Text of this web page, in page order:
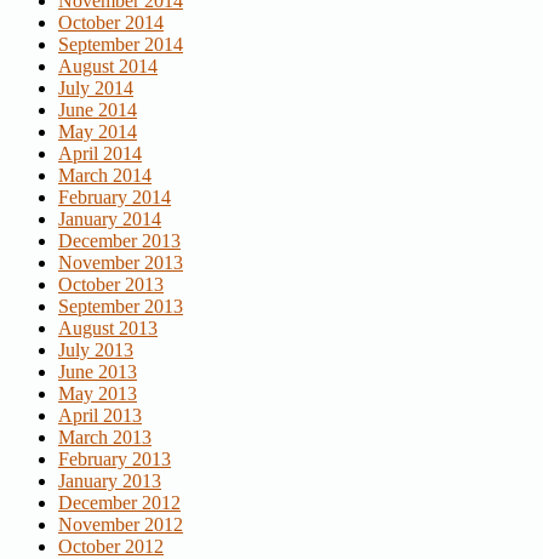
October 2014
September 2014
August 2014
July 2014
June 2014
May 2014
April 2014
March 2014
February 2014
January 2014
December 2013
November 2013
October 2013
September 2013
August 2013
July 2013
June 2013
May 2013
April 2013
March 2013
February 2013
January 2013
December 2012
November 2012
October 2012